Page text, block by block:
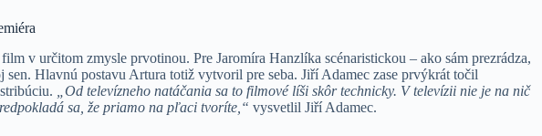
v určitom zmysle prvotinou. Pre Jaromíra Hanzlíka scénaristickou – ako sám prezrádza,
sen. Hlavnú postavu Artura totiž vytvoril pre seba. Jiří Adamec zase prvýkrát točil
„Od televízneho natáčania sa to filmové líši skôr technicky. V televízii nie je na nič
sa, že priamo na pľaci tvoríte,“ vysvetlil Jiří Adamec.